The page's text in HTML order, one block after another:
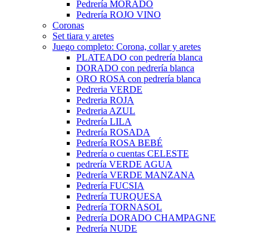
Pedrería MORADO
Pedrería ROJO VINO
Coronas
Set tiara y aretes
Juego completo: Corona, collar y aretes
PLATEADO con pedrería blanca
DORADO con pedrería blanca
ORO ROSA con pedrería blanca
Pedreria VERDE
Pedreria ROJA
Pedreria AZUL
Pedrería LILA
Pedrería ROSADA
Pedrería ROSA BEBÉ
Pedrería o cuentas CELESTE
pedrería VERDE AGUA
Pedrería VERDE MANZANA
Pedrería FUCSIA
Pedrería TURQUESA
Pedrería TORNASOL
Pedrería DORADO CHAMPAGNE
Pedrería NUDE